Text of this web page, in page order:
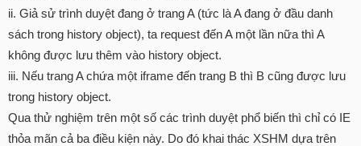
ii. Giả sử trình duyệt đang ở trang A (tức là A đang ở đầu danh
sách trong history object), ta request đến A một lần nữa thì A
không được lưu thêm vào history object.
iii. Nếu trang A chứa một iframe đến trang B thì B cũng được lưu
trong history object.
Qua thử nghiệm trên một số các trình duyệt phổ biến thì chỉ có IE
thỏa mãn cả ba điều kiện này. Do đó khai thác XSHM dựa trên